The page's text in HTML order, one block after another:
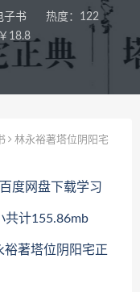
子书
热度：122
18.8
林永裕著塔位阴阳宅
度网盘下载学习
共计155.86mb
著塔位阴阳宅正